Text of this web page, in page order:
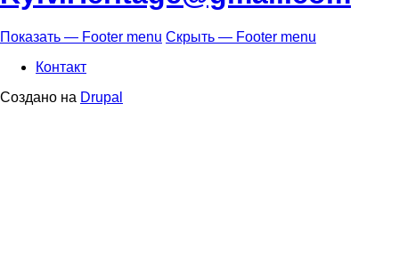
Footer
Показать — Footer menu Скрыть — Footer menu
Контакт
Создано на Drupal